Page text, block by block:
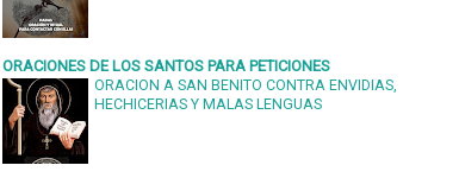
ORACIONES DE LOS SANTOS PARA PETICIONES
ORACION A SAN BENITO CONTRA ENVIDIAS,
HECHICERIAS Y MALAS LENGUAS